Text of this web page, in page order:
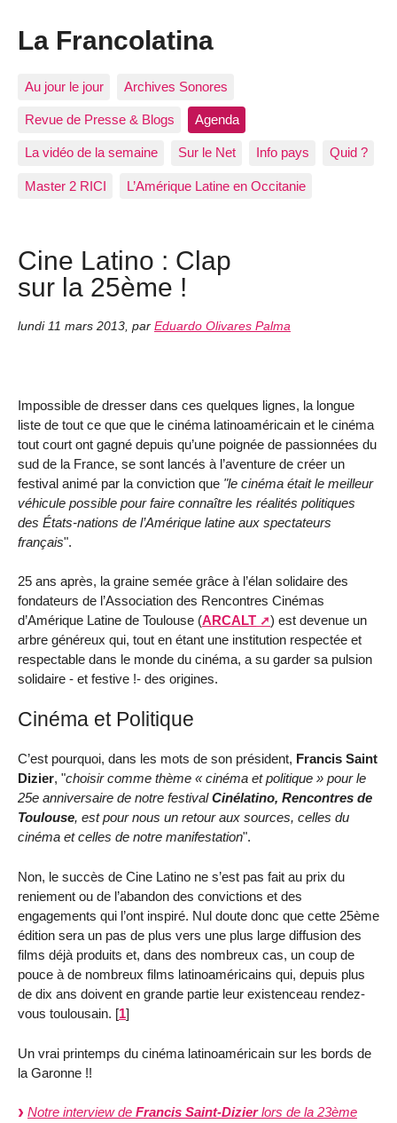
La Francolatina
Au jour le jour Archives Sonores
Revue de Presse & Blogs Agenda
La vidéo de la semaine Sur le Net Info pays Quid ?
Master 2 RICI L’Amérique Latine en Occitanie
Cine Latino : Clap
sur la 25ème !
lundi 11 mars 2013, par Eduardo Olivares Palma
Impossible de dresser dans ces quelques lignes, la longue
liste de tout ce que que le cinéma latinoaméricain et le cinéma
tout court ont gagné depuis qu’une poignée de passionnées du
sud de la France, se sont lancés à l’aventure de créer un
festival animé par la conviction que "le cinéma était le meilleur
véhicule possible pour faire connaître les réalités politiques
des États-nations de l’Amérique latine aux spectateurs
français".
25 ans après, la graine semée grâce à l’élan solidaire des
fondateurs de l’Association des Rencontres Cinémas
d’Amérique Latine de Toulouse (ARCALT
) est devenue un
arbre généreux qui, tout en étant une institution respectée et
respectable dans le monde du cinéma, a su garder sa pulsion
solidaire - et festive !- des origines.
Cinéma et Politique
C’est pourquoi, dans les mots de son président, Francis Saint
Dizier, "choisir comme thème « cinéma et politique » pour le
25e anniversaire de notre festivalCinélatino, Rencontres de
Toulouse, est pour nous un retour aux sources, celles du
cinéma et celles de notre manifestation".
Non, le succès de Cine Latino ne s’est pas fait au prix du
reniement ou de l’abandon des convictions et des
engagements qui l’ont inspiré. Nul doute donc que cette 25ème
édition sera un pas de plus vers une plus large diffusion des
films déjà produits et, dans des nombreux cas, un coup de
pouce à de nombreux films latinoaméricains qui, depuis plus
de dix ans doivent en grande partie leur existenceau rendez-
vous toulousain. [1]
Un vrai printemps du cinéma latinoaméricain sur les bords de
la Garonne !!
Notre interview de Francis Saint-Dizierlors de la 23ème